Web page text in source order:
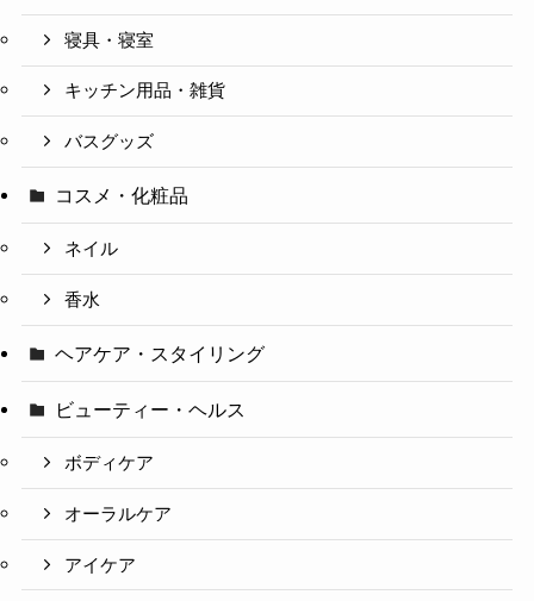
寝具・寝室
キッチン用品・雑貨
バスグッズ
コスメ・化粧品
ネイル
香水
ヘアケア・スタイリング
ビューティー・ヘルス
ボディケア
オーラルケア
アイケア